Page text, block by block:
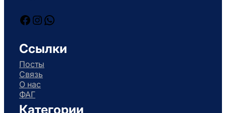
Facebook
Instagram
WhatsApp
Ссылки
Посты
Связь
О нас
ФАГ
Категории